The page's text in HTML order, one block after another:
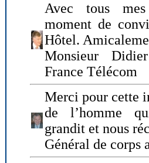
Avec tous
moment de
Hôtel.
Monsieur
France Télécom
Merci pour cette
de l’homme
grandit et nous
Général de corps